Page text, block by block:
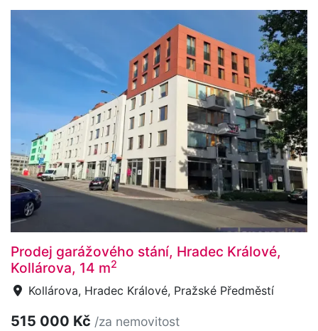
Prodej garážového stání, Hradec Králové,
Kollárova, 14 m2
Kollárova, Hradec Králové, Pražské Předměstí
515 000 Kč /za nemovitost